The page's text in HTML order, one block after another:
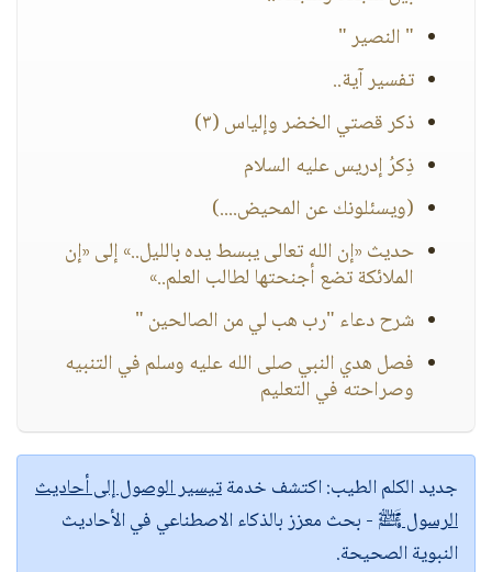
" النصير "
تفسير آية..
ذكر قصتي الخضر وإلياس (٣)
ذِكرُ إدريس عليه السلام
(ويسئلونك عن المحيض....)
حديث «إن الله تعالى يبسط يده بالليل..» إلى «إن
الملائكة تضع أجنحتها لطالب العلم..»
شرح دعاء "رب هب لي من الصالحين "
فصل هدي النبي صلى الله عليه وسلم في التنبيه
وصراحته في التعليم
جديد الكلم الطيب:اكتشف خدمةتيسير الوصول إلى أحاديث
الرسول ﷺ - بحث معزز بالذكاء الاصطناعي في الأحاديث
النبوية الصحيحة.